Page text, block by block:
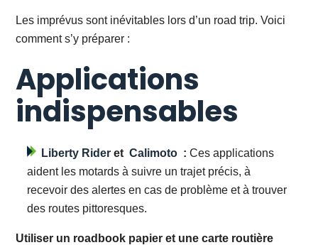
Les imprévus sont inévitables lors d’un road trip. Voici
comment s’y préparer :
Applications
indispensables
Liberty Rider et Calimoto : Ces applications
aident les motards à suivre un trajet précis, à
recevoir des alertes en cas de problème et à trouver
des routes pittoresques.
Utiliser un roadbook papier et une carte routière